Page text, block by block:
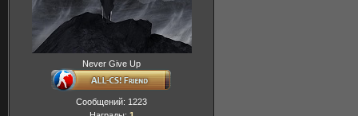
Never Give Up
Сообщений: 1223